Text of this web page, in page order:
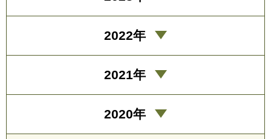
2022年
2021年
2020年